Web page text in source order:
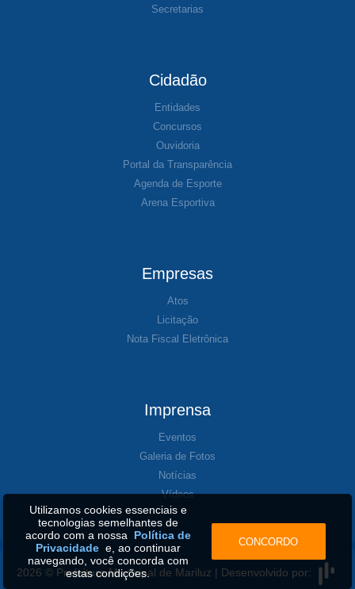
Secretarias
Cidadão
Entidades
Concursos
Ouvidoria
Portal da Transparência
Agenda de Esporte
Arena Esportiva
Empresas
Atos
Licitação
Nota Fiscal Eletrônica
Imprensa
Eventos
Galeria de Fotos
Notícias
Vídeos
2026 © Prefeitura Municipal de Mariluz | Desenvolvido por:
Utilizamos cookies essenciais e
tecnologias semelhantes de
acordo com a nossa Política de
Privacidadee, ao continuar
navegando, você concorda com
estas condições.
CONCORDO